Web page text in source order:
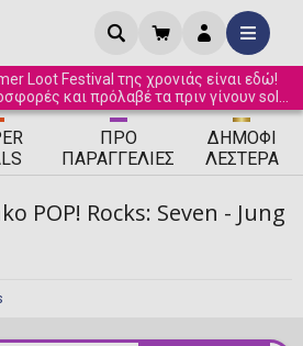
Loot Festival της χρονιάς είναι εδώ!
και πρόλαβέ τα πριν γίνουν sold
out! ☀️
ΠΡΟ
ΠΑΡΑΓΓΕΛΊΕΣ
ΔΗΜΟΦΙ
ΛΈΣΤΕΡΑ
POP! Rocks: Seven - Jung